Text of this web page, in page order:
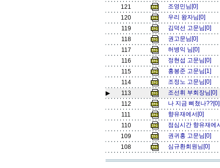
121
조영민님[0]
120
우리 왕자님[0]
119
김덕선 고문님[0]
118
권고문님[0]
117
허병익 님[0]
116
정현섭 고문님[0]
115
홍봉준 고문님[1]
114
조정노 고문님[0]
▶
113
조선휘 부회장님[0]
112
나 지금 삐쳤나
111
향유재에서[0]
110
점심시간 향유재
109
권귀홍 고문님[0]
108
심규환회원님[0]